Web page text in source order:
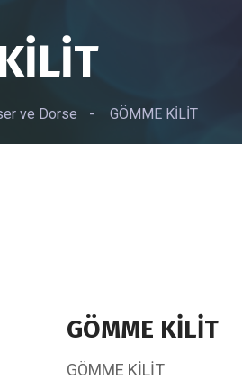
ve Dorse - GÖMME KİLİT
GÖMME KİLİT
GÖMME KİLİT